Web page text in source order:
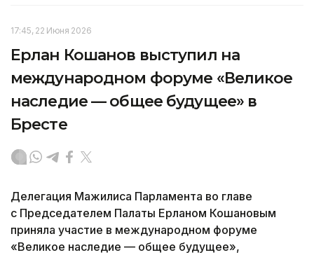
17:45, 22 Июня 2026
Ерлан Кошанов выступил на
международном форуме «Великое
наследие — общее будущее» в
Бресте
Делегация Мажилиса Парламента во главе
с Председателем Палаты Ерланом Кошановым
приняла участие в международном форуме
«Великое наследие — общее будущее»,